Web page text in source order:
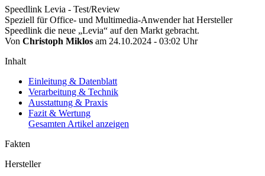
Speedlink Levia - Test/Review
Speziell für Office- und Multimedia-Anwender hat Hersteller
Speedlink die neue „Levia“ auf den Markt gebracht.
Von Christoph Miklos am 24.10.2024 - 03:02 Uhr
Inhalt
Einleitung & Datenblatt
Verarbeitung & Technik
Ausstattung & Praxis
Fazit & Wertung
Gesamten Artikel anzeigen
Fakten
Hersteller